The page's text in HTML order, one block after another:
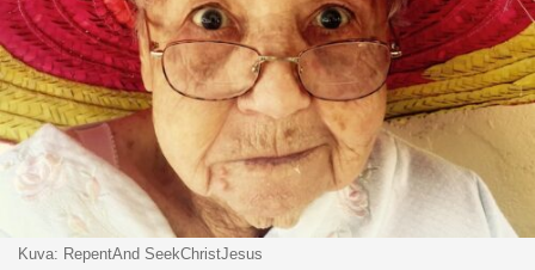
Kuva: RepentAnd SeekChristJesus